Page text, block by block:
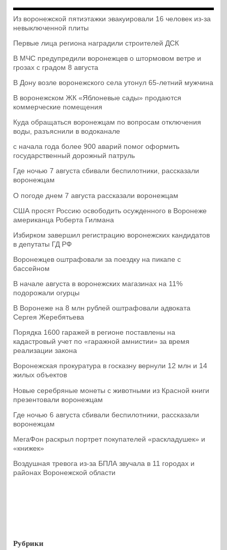
Из воронежской пятиэтажки эвакуировали 16 человек из-за
невыключенной плиты
Первые лица региона наградили строителей ДСК
В МЧС предупредили воронежцев о штормовом ветре и
грозах с градом 8 августа
В Дону возле воронежского села утонул 65-летний мужчина
В воронежском ЖК «Яблоневые сады» продаются
коммерческие помещения
Куда обращаться воронежцам по вопросам отключения
воды, разъяснили в водоканале
с начала года более 900 аварий помог оформить
государственный дорожный патруль
Где ночью 7 августа сбивали беспилотники, рассказали
воронежцам
О погоде днем 7 августа рассказали воронежцам
США просят Россию освободить осужденного в Воронеже
американца Роберта Гилмана
Избирком завершил регистрацию воронежских кандидатов
в депутаты ГД РФ
Воронежцев оштрафовали за поездку на пикапе с
бассейном
В начале августа в воронежских магазинах на 11%
подорожали огурцы
В Воронеже на 8 млн рублей оштрафовали адвоката
Сергея Жеребятьева
Порядка 1600 гаражей в регионе поставлены на
кадастровый учет по «гаражной амнистии» за время
реализации закона
Воронежская прокуратура в госказну вернули 12 млн и 14
жилых объектов
Новые серебряные монеты с животными из Красной книги
презентовали воронежцам
Где ночью 6 августа сбивали беспилотники, рассказали
воронежцам
МегаФон раскрыл портрет покупателей «раскладушек» и
«книжек»
Воздушная тревога из-за БПЛА звучала в 11 городах и
районах Воронежской области
Рубрики